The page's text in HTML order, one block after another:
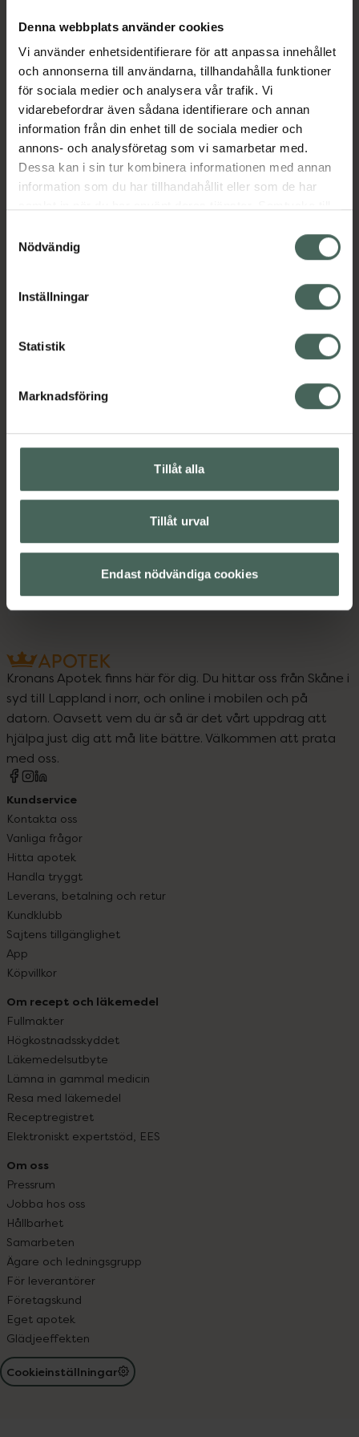
Denna webbplats använder cookies
Vi använder enhetsidentifierare för att anpassa innehållet
och annonserna till användarna, tillhandahålla funktioner
för sociala medier och analysera vår trafik. Vi
vidarebefordrar även sådana identifierare och annan
information från din enhet till de sociala medier och
annons- och analysföretag som vi samarbetar med.
Dessa kan i sin tur kombinera informationen med annan
information som du har tillhandahållit eller som de har
återkalla ditt samtycke via webbplatsens
cookieinställningar. Ett återkallat samtycke påverkar inte
lagligheten av behandling som skett innan återkallelsen.
Nödvändig
Inställningar
Statistik
Marknadsföring
Tillåt alla
Tillåt urval
Endast nödvändiga cookies
inflammationer i tandköttet. Perfekt även för
dig med tandställning, broar, implantat eller
känsligt tandkött.I paketet medföljer 5 tippar
(2 Standard Nozzle tips, 1 Orthodontic tip, 1
Periodontal tip, 1 Tongue Scraper tip), en
laddare med kabel, samt bruksanvisning
EAN:07392222116502
Kategorier:
MellanrumsborstarMellanrumsrengöring
Tandstickor och tandpetare
Innehåll Visa
Visa
Upptäck flera produkter inom
Mellanrumsborstar
Mellanrumsrengöring
Tandstickor och tandpetare
Kronans Apotek finns här för dig. Du hittar oss från Skåne i
syd till Lappland i norr, och online i mobilen och på
datorn. Oavsett vem du är så är det vårt uppdrag att
hjälpa just dig att må lite bättre. Välkommen att prata
med oss.
Kundservice
Kontakta oss
Vanliga frågor
Hitta apotek
Handla tryggt
Leverans, betalning och retur
Kundklubb
Sajtens tillgänglighet
App
Köpvillkor
Om recept och läkemedel
Fullmakter
Högkostnadsskyddet
Läkemedelsutbyte
Lämna in gammal medicin
Resa med läkemedel
Receptregistret
Elektroniskt expertstöd, EES
Om oss
Pressrum
Jobba hos oss
Hållbarhet
Samarbeten
Ägare och ledningsgrupp
För leverantörer
Företagskund
Eget apotek
Glädjeeffekten
Cookieinställningar